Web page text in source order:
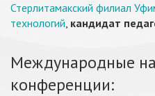
Стерлитамакский филиал
технологий, кандидат
Международные
конференции: